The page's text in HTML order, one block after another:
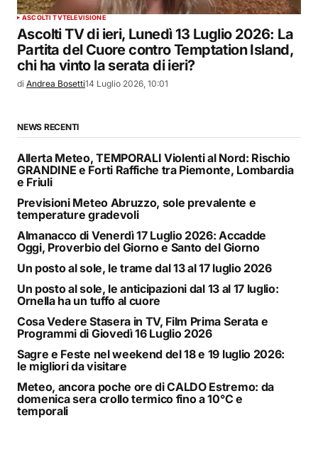
ASCOLTI TVTELEVISIONE
Ascolti TV di ieri, Lunedì 13 Luglio 2026: La
Partita del Cuore contro Temptation Island,
chi ha vinto la serata di ieri?
di Andrea Bosetti14 Luglio 2026, 10:01
NEWS RECENTI
Allerta Meteo, TEMPORALI Violenti al Nord: Rischio
GRANDINE e Forti Raffiche tra Piemonte, Lombardia
e Friuli
Previsioni Meteo Abruzzo, sole prevalente e
temperature gradevoli
Almanacco di Venerdì 17 Luglio 2026: Accadde
Oggi, Proverbio del Giorno e Santo del Giorno
Un posto al sole, le trame dal 13 al 17 luglio 2026
Un posto al sole, le anticipazioni dal 13 al 17 luglio:
Ornella ha un tuffo al cuore
Cosa Vedere Stasera in TV, Film Prima Serata e
Programmi di Giovedì 16 Luglio 2026
Sagre e Feste nel weekend del 18 e 19 luglio 2026:
le migliori da visitare
Meteo, ancora poche ore di CALDO Estremo: da
domenica sera crollo termico fino a 10°C e
temporali